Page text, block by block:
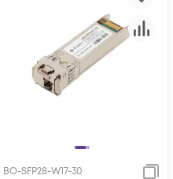
BO-SFP28-W17-30